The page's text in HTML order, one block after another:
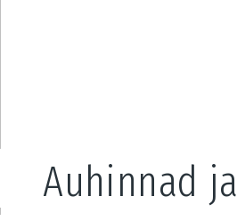
Auhinnad ja